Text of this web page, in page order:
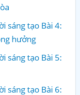
sáng tạo Bài 4:
hưởng
sáng tạo Bài 5:
sáng tạo Bài 6: